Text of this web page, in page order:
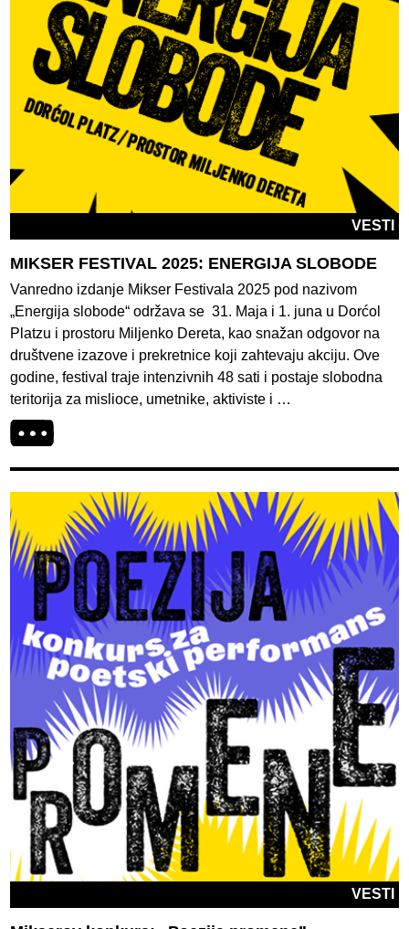
VESTI
MIKSER FESTIVAL 2025: ENERGIJA SLOBODE
Vanredno izdanje Mikser Festivala 2025 pod nazivom
„Energija slobode“ održava se 31. Maja i 1. juna u Dorćol
Platzu i prostoru Miljenko Dereta, kao snažan odgovor na
društvene izazove i prekretnice koji zahtevaju akciju. Ove
godine, festival traje intenzivnih 48 sati i postaje slobodna
teritorija za mislioce, umetnike, aktiviste i …
VESTI